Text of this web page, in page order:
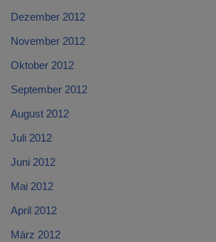
Dezember 2012
November 2012
Oktober 2012
September 2012
August 2012
Juli 2012
Juni 2012
Mai 2012
April 2012
März 2012